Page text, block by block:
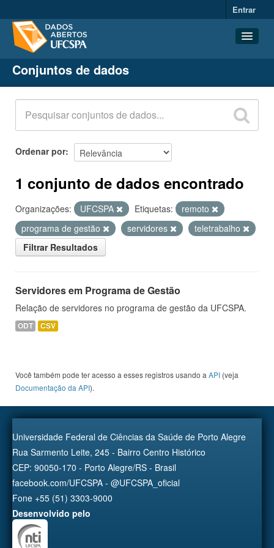
Entrar
Conjuntos de dados
Organizações
Grupos
Sobre
Conjuntos de dados
Ordenar por
1 conjunto de dados encontrado
Organizações: UFCSPA Etiquetas:
remoto
programa de gestão
servidores
teletrabalho
Filtrar Resultados
Servidores em Programa de Gestão
Relação de servidores no programa de gestão da UFCSPA.
ODT CSV
Você também pode ter acesso a esses registros usando a API (veja
Documentação da API).
Universidade Federal de Ciências da Saúde de Porto Alegre
Rua Sarmento Leite, 245 - Bairro Centro Histórico
CEP: 90050-170 - Porto Alegre/RS - Brasil
facebook.com/UFCSPA - @UFCSPA_oficial
Fone +55 (51) 3303-9000
Desenvolvido pelo